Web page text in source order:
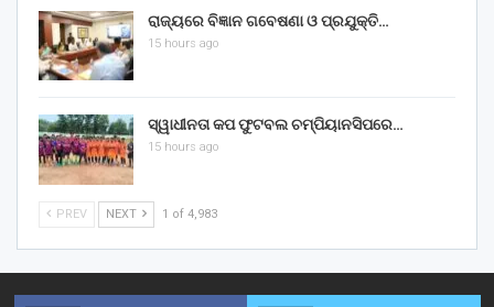
ରାଜ୍ୟରେ ବିଜ୍ଞାନ ଗବେଷଣା ଓ ପ୍ରଯୁକ୍ତି…
15 hours ago
ସ୍ୱାଧୀନତା କପ ଫୁଟବଲ ଚମ୍ପିୟାନସିପରେ…
15 hours ago
PREV NEXT 1 of 4,983